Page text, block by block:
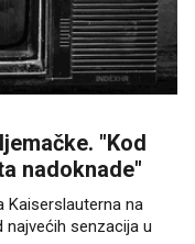
"Kod
nadoknade"
Kaiserslauterna na
najvećih senzacija u